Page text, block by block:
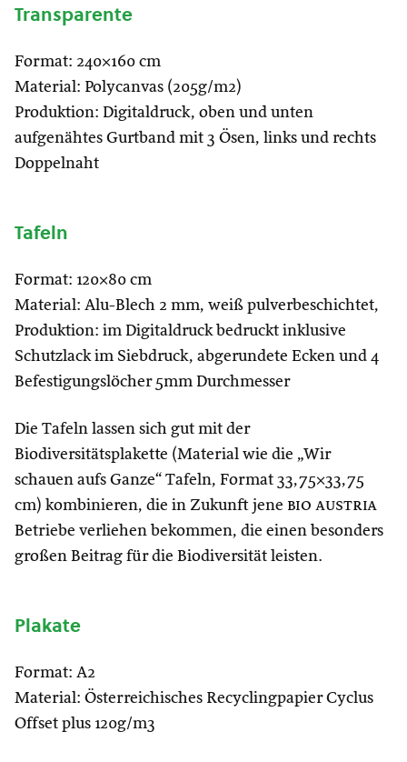
Transparente
Format: 240×160 cm
Material: Polycanvas (205g/m2)
Produktion: Digitaldruck, oben und unten
aufgenähtes Gurtband mit 3 Ösen, links und rechts
Doppelnaht
Tafeln
Format: 120×80 cm
Material: Alu-Blech 2 mm, weiß pulverbeschichtet,
Produktion: im Digitaldruck bedruckt inklusive
Schutzlack im Siebdruck, abgerundete Ecken und 4
Befestigungslöcher 5mm Durchmesser
Die Tafeln lassen sich gut mit der
Biodiversitätsplakette (Material wie die „Wir
schauen aufs Ganze“ Tafeln, Format 33,75×33,75
cm) kombinieren, die in Zukunft jene bio austria
Betriebe verliehen bekommen, die einen besonders
großen Beitrag für die Biodiversität leisten.
Plakate
Format: A2
Material: Österreichisches Recyclingpapier Cyclus
Offset plus 120g/m3